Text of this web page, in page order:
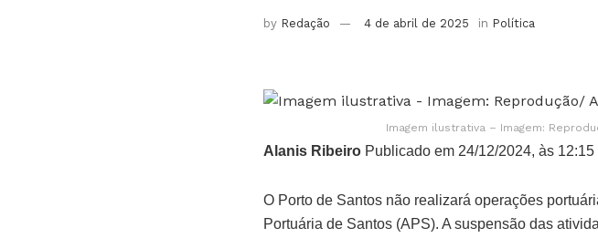
by Redação 4 de abril de 2025 in Política
Imagem ilustrativa – Imagem:
Alanis Ribeiro Publicado em 24/12/2024, às 12:15
O Porto de Santos não realizará operações
Portuária de Santos (APS). A suspensão das